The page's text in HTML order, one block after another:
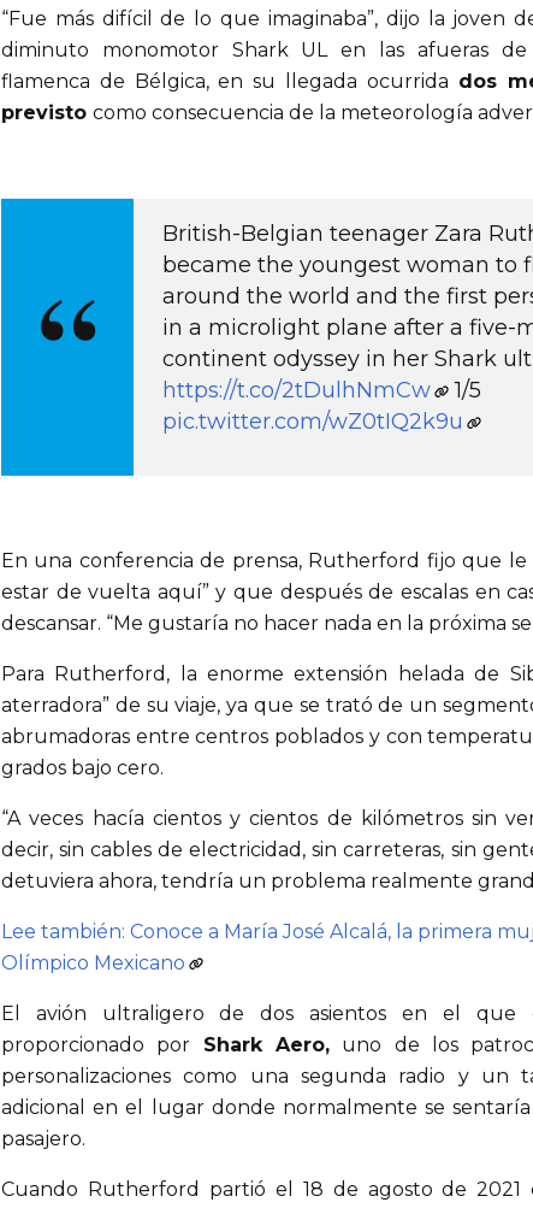
“Fue más difícil de lo que imaginaba”, dijo la joven
diminuto monomotor Shark UL en las afueras
flamenca de Bélgica, en su llegada ocurrida dos
previsto como consecuencia de la meteorología
British-Belgian teenager Zara
became the youngest woman to
around the world and the first
in a microlight plane after a five-
continent odyssey in her Shark
https://t.co/2tDulhNmCw
1/5
pic.twitter.com/wZ0tIQ2k9u
En una conferencia de prensa, Rutherford fijo que le
estar de vuelta aquí” y que después de escalas en
descansar. “Me gustaría no hacer nada en la próxima
Para Rutherford, la enorme extensión helada de
aterradora” de su viaje, ya que se trató de un
abrumadoras entre centros poblados y con
grados bajo cero.
“A veces hacía cientos y cientos de kilómetros sin
decir, sin cables de electricidad, sin carreteras, sin
detuviera ahora, tendría un problema realmente
Lee también: Conoce a María José Alcalá, la primera
Olímpico Mexicano
El avión ultraligero de dos asientos en el que
proporcionado por Shark Aero, uno de los
personalizaciones como una segunda radio y un
adicional en el lugar donde normalmente se
pasajero.
Cuando Rutherford partió el 18 de agosto de